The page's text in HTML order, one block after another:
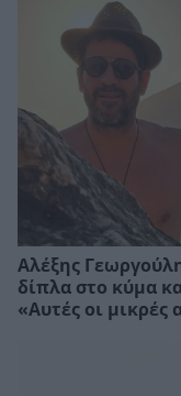
Αλέξης
δίπλα στο κύμα
«Αυτές οι μικρές